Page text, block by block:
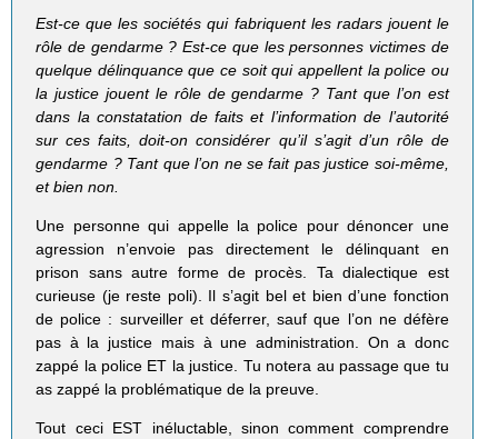
Est-ce que les sociétés qui fabriquent les radars jouent le
rôle de gendarme ? Est-ce que les personnes victimes de
quelque délinquance que ce soit qui appellent la police ou
la justice jouent le rôle de gendarme ? Tant que l’on est
dans la constatation de faits et l’information de l’autorité
sur ces faits, doit-on considérer qu’il s’agit d’un rôle de
gendarme ? Tant que l’on ne se fait pas justice soi-même,
et bien non.
Une personne qui appelle la police pour dénoncer une
agression n’envoie pas directement le délinquant en
prison sans autre forme de procès. Ta dialectique est
curieuse (je reste poli). Il s’agit bel et bien d’une fonction
de police : surveiller et déferrer, sauf que l’on ne défère
pas à la justice mais à une administration. On a donc
zappé la police ET la justice. Tu notera au passage que tu
as zappé la problématique de la preuve.
Tout ceci EST inéluctable, sinon comment comprendre